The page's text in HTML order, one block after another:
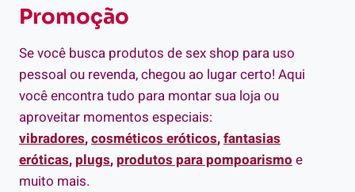
Promoção
Se você busca produtos de sex shop para uso
pessoal ou revenda, chegou ao lugar certo! Aqui
você encontra tudo para montar sua loja ou
aproveitar momentos especiais:
vibradores,cosméticos eróticos,fantasias
eróticas,plugs,produtos para pompoarismo e
muito mais.